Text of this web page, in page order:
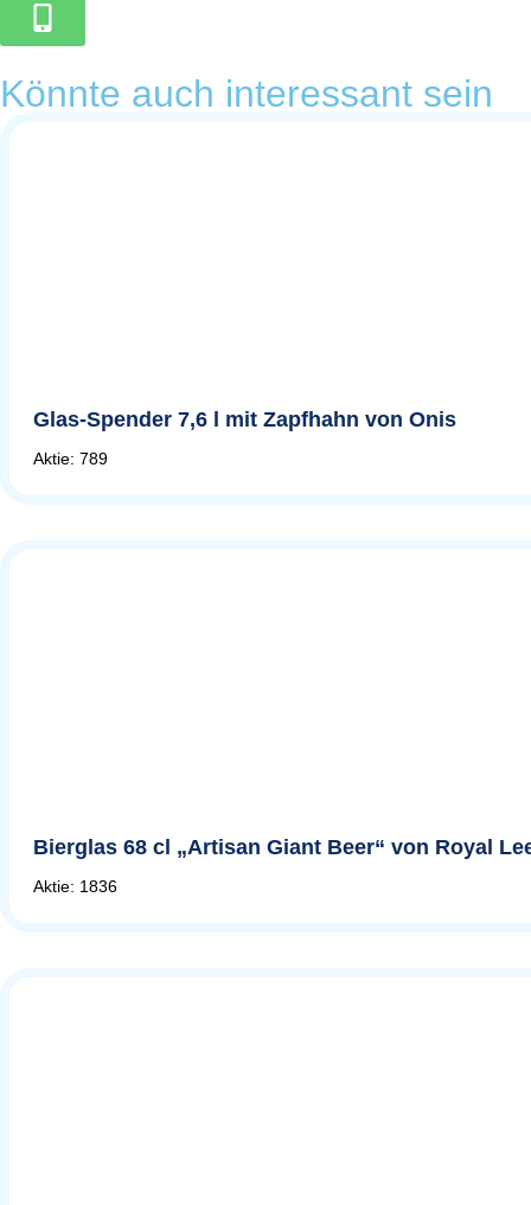
Könnte auch interessant sein
Glas-Spender 7,6 l mit Zapfhahn von Onis
Aktie: 789
Bierglas 68 cl „Artisan Giant Beer“ von Royal
Aktie: 1836